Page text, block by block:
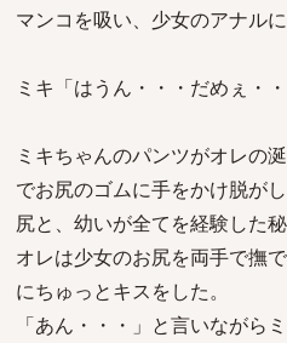
マンコを吸い、少女のアナルに
ミキ「はうん・・・だめぇ・・
ミキちゃんのパンツがオレの
でお尻のゴムに手をかけ脱が
尻と、幼いが全てを経験した
オレは少女のお尻を両手で撫
にちゅっとキスをした。
「あん・・・」と言いながら